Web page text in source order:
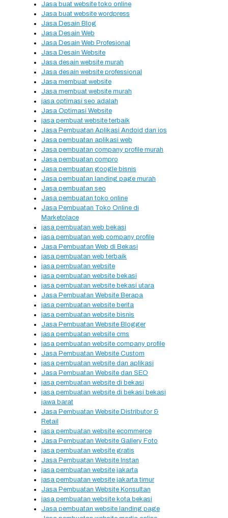
Jasa buat website toko online
Jasa buat website wordpress
Jasa Desain Blog
Jasa Desain Web
Jasa Desain Web Profesional
Jasa Desain Website
Jasa desain website murah
Jasa desain website professional
Jasa membuat website
Jasa membuat website murah
jasa optimasi seo adalah
Jasa Optimasi Website
jasa pembuat website terbaik
Jasa Pembuatan Aplikasi Andoid dan ios
Jasa pembuatan aplikasi web
Jasa pembuatan company profile murah
Jasa pembuatan compro
Jasa pembuatan google bisnis
Jasa pembuatan landing page murah
Jasa pembuatan seo
Jasa pembuatan toko online
Jasa Pembuatan Toko Online di
Marketplace
jasa pembuatan web bekasi
jasa pembuatan web company profile
Jasa Pembuatan Web di Bekasi
jasa pembuatan web terbaik
jasa pembuatan website
jasa pembuatan website bekasi
jasa pembuatan website bekasi utara
Jasa Pembuatan Website Berapa
jasa pembuatan website berita
jasa pembuatan website bisnis
Jasa Pembuatan Website Blogger
jasa pembuatan website cms
jasa pembuatan website company profile
Jasa Pembuatan Website Custom
jasa pembuatan website dan aplikasi
Jasa Pembuatan Website dan SEO
jasa pembuatan website di bekasi
jasa pembuatan website di bekasi bekasi
jawa barat
Jasa Pembuatan Website Distributor &
Retail
jasa pembuatan website ecommerce
Jasa Pembuatan Website Gallery Foto
jasa pembuatan website gratis
Jasa Pembuatan Website Instan
jasa pembuatan website jakarta
jasa pembuatan website jakarta timur
Jasa Pembuatan Website Konsultan
jasa pembuatan website kota bekasi
Jasa pembuatan website landing page